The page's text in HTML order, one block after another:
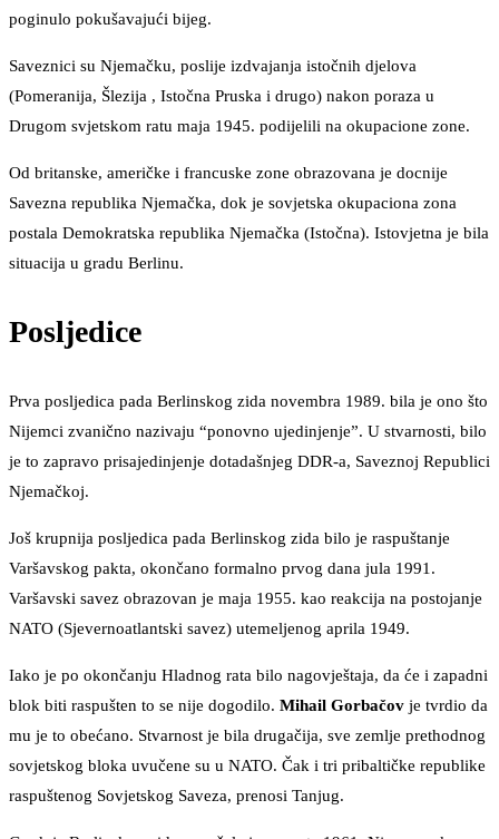
poginulo pokušavajući bijeg.
Saveznici su Njemačku, poslije izdvajanja istočnih djelova
(Pomeranija, Šlezija , Istočna Pruska i drugo) nakon poraza u
Drugom svjetskom ratu maja 1945. podijelili na okupacione zone.
Od britanske, američke i francuske zone obrazovana je docnije
Savezna republika Njemačka, dok je sovjetska okupaciona zona
postala Demokratska republika Njemačka (Istočna). Istovjetna je bila
situacija u gradu Berlinu.
Posljedice
Prva posljedica pada Berlinskog zida novembra 1989. bila je ono što
Nijemci zvanično nazivaju “ponovno ujedinjenje”. U stvarnosti, bilo
je to zapravo prisajedinjenje dotadašnjeg DDR-a, Saveznoj Republici
Njemačkoj.
Još krupnija posljedica pada Berlinskog zida bilo je raspuštanje
Varšavskog pakta, okončano formalno prvog dana jula 1991.
Varšavski savez obrazovan je maja 1955. kao reakcija na postojanje
NATO (Sjevernoatlantski savez) utemeljenog aprila 1949.
Iako je po okončanju Hladnog rata bilo nagovještaja, da će i zapadni
blok biti raspušten to se nije dogodilo. Mihail Gorbačov je tvrdio da
mu je to obećano. Stvarnost je bila drugačija, sve zemlje prethodnog
sovjetskog bloka uvučene su u NATO. Čak i tri pribaltičke republike
raspuštenog Sovjetskog Saveza, prenosi Tanjug.